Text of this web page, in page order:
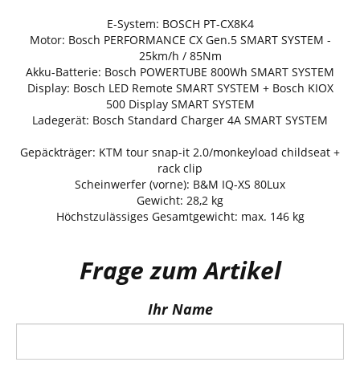
E-System: BOSCH PT-CX8K4
Motor: Bosch PERFORMANCE CX Gen.5 SMART SYSTEM -
25km/h / 85Nm
Akku-Batterie: Bosch POWERTUBE 800Wh SMART SYSTEM
Display: Bosch LED Remote SMART SYSTEM + Bosch KIOX
500 Display SMART SYSTEM
Ladegerät: Bosch Standard Charger 4A SMART SYSTEM
Gepäckträger: KTM tour snap-it 2.0/monkeyload childseat +
rack clip
Scheinwerfer (vorne): B&M IQ-XS 80Lux
Gewicht: 28,2 kg
Höchstzulässiges Gesamtgewicht: max. 146 kg
Frage zum Artikel
Ihr Name